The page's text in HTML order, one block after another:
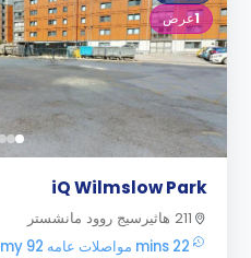
1عرض
iQ Wilmslow Park
211 هاثيرسيج روود مانشستر
22 mins مواصلات عامه University Academy 92